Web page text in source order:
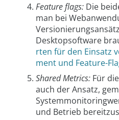
Feature flags: Die
man bei
Desktopsoftware
rten für den Einsatz
ment und Feature-
Shared Metrics: Für
auch der Ansatz,
und Betrieb